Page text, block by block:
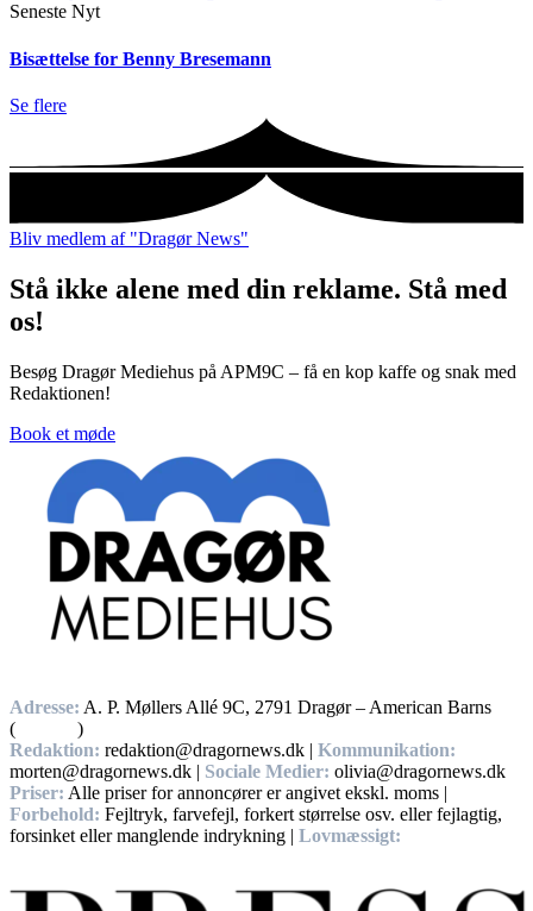
Seneste Nyt
Bisættelse for Benny Bresemann
Se flere
Bliv medlem af "Dragør News"
Stå ikke alene med din reklame. Stå med
os!
Besøg Dragør Mediehus på APM9C – få en kop kaffe og snak med
Redaktionen!
Book et møde
Adresse: A. P. Møllers Allé 9C, 2791 Dragør – American Barns
(
)
Redaktion: redaktion@dragornews.dk | Kommunikation:
morten@dragornews.dk | Sociale Medier: olivia@dragornews.dk
Priser: Alle priser for annoncører er angivet ekskl. moms |
Forbehold: Fejltryk, farvefejl, forkert størrelse osv. eller fejlagtig,
forsinket eller manglende indrykning | Lovmæssigt: